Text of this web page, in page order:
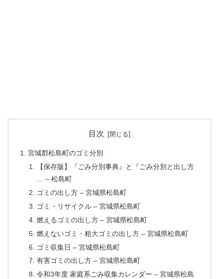
目次
宮城郡松島町のゴミ分別
【保存版】『ごみ分別事典』と『ごみ分別と出し方
… – 松島町
ゴミの出し方 – 宮城県松島町
ゴミ・リサイクル – 宮城県松島町
燃えるゴミの出し方 – 宮城県松島町
燃えないゴミ・粗大ゴミの出し方 – 宮城県松島町
ゴミ収集日 – 宮城県松島町
有害ゴミの出し方 – 宮城県松島町
令和3年度 家庭系ごみ収集カレンダー – 宮城県松島